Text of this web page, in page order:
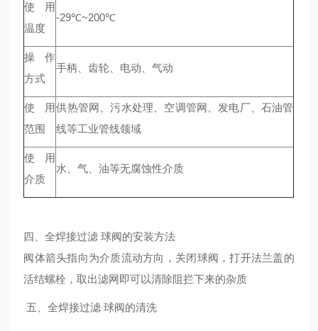
使用
温度
-29℃~200℃
操作
方式
手柄、齿轮、电动、气动
使用
范围
供热管网、污水处理、空调管网、发电厂、石油管
线等工业管线领域
使用
介质
水、气、油等无腐蚀性介质
四、全焊接过滤 球阀的安装方法
阀体箭头指向为介质流动方向，关闭球阀，打开法兰盖的
活结螺栓，取出滤网即可以清除阻拦下来的杂质
五、全焊接过滤 球阀的清洗